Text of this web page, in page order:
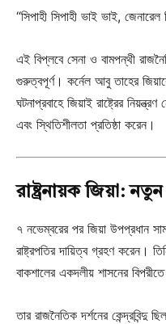
“সিপাহী সিপাহী ভাই ভাই, জেনারেল
এই বিপ্লবে সেনা ও বামপন্থী
গুরুত্বপূর্ণ। কর্নেল আবু তাহের
ঘটনাপ্রবাহে জিয়াই রাষ্ট্রের
এবং স্থিতিশীলতা প্রতিষ্ঠা করেন।
রাষ্ট্রনায়ক জিয়া:
৭ নভেম্বরের পর জিয়া উপপ্রধান
রাষ্ট্রপতির দায়িত্ব গ্রহণ করেন।
বাকশালের একদলীয় শাসনের
তার রাজনৈতিক দর্শনের কেন্দ্রবিন্দু ছিল